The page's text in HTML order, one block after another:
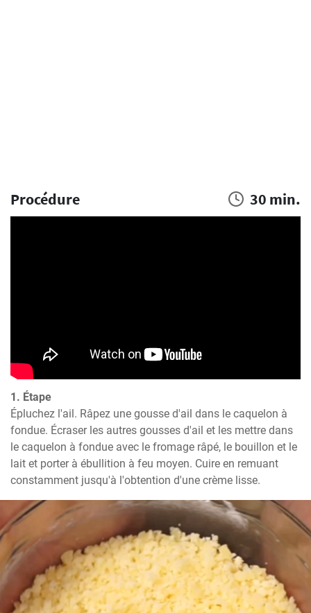
Procédure 30 min.
1. Étape
Épluchez l'ail. Râpez une gousse d'ail dans le caquelon à
fondue. Écraser les autres gousses d'ail et les mettre dans
le caquelon à fondue avec le fromage râpé, le bouillon et le
lait et porter à ébullition à feu moyen. Cuire en remuant
constamment jusqu'à l'obtention d'une crème lisse.